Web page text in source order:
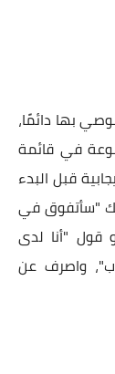
بها دائمًا،
في قائمة
قبل البدء
"سأتفوق في
قول "أنا لدى
واصرف عن